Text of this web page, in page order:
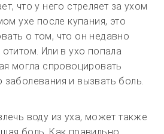
что у него стреляет за ухом
ухе после купания, это
о том, что он недавно
Или в ухо попала
могла спровоцировать
заболевания и вызвать боль.
воду из уха, может также